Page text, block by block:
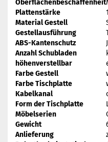
Oberflächenbeschaffenheit
Plattenstärke
Material Gestell
Gestellausführung
ABS-Kantenschutz
Anzahl Schubladen
höhenverstellbar
Farbe Gestell
Farbe Tischplatte
Kabelkanal
Form der Tischplatte
Möbelserien
Gewicht
Anlieferung